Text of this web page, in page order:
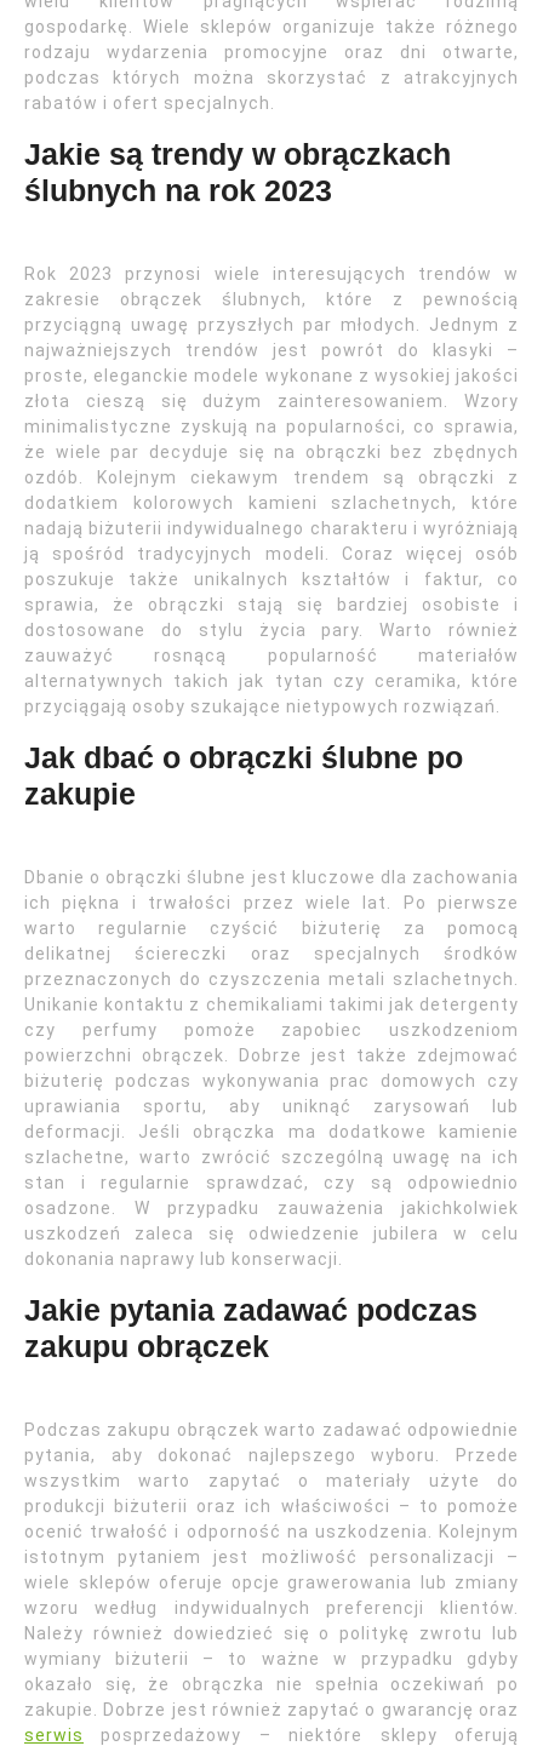
gospodarkę. Wiele sklepów organizuje także różnego
rodzaju wydarzenia promocyjne oraz dni otwarte,
podczas których można skorzystać z atrakcyjnych
rabatów i ofert specjalnych.
Jakie są trendy w obrączkach
ślubnych na rok 2023
Rok 2023 przynosi wiele interesujących trendów w
zakresie obrączek ślubnych, które z pewnością
przyciągną uwagę przyszłych par młodych. Jednym z
najważniejszych trendów jest powrót do klasyki –
proste, eleganckie modele wykonane z wysokiej jakości
złota cieszą się dużym zainteresowaniem. Wzory
minimalistyczne zyskują na popularności, co sprawia,
że wiele par decyduje się na obrączki bez zbędnych
ozdób. Kolejnym ciekawym trendem są obrączki z
dodatkiem kolorowych kamieni szlachetnych, które
nadają biżuterii indywidualnego charakteru i wyróżniają
ją spośród tradycyjnych modeli. Coraz więcej osób
poszukuje także unikalnych kształtów i faktur, co
sprawia, że obrączki stają się bardziej osobiste i
dostosowane do stylu życia pary. Warto również
zauważyć rosnącą popularność materiałów
alternatywnych takich jak tytan czy ceramika, które
przyciągają osoby szukające nietypowych rozwiązań.
Jak dbać o obrączki ślubne po
zakupie
Dbanie o obrączki ślubne jest kluczowe dla zachowania
ich piękna i trwałości przez wiele lat. Po pierwsze
warto regularnie czyścić biżuterię za pomocą
delikatnej ściereczki oraz specjalnych środków
przeznaczonych do czyszczenia metali szlachetnych.
Unikanie kontaktu z chemikaliami takimi jak detergenty
czy perfumy pomoże zapobiec uszkodzeniom
powierzchni obrączek. Dobrze jest także zdejmować
biżuterię podczas wykonywania prac domowych czy
uprawiania sportu, aby uniknąć zarysowań lub
deformacji. Jeśli obrączka ma dodatkowe kamienie
szlachetne, warto zwrócić szczególną uwagę na ich
stan i regularnie sprawdzać, czy są odpowiednio
osadzone. W przypadku zauważenia jakichkolwiek
uszkodzeń zaleca się odwiedzenie jubilera w celu
dokonania naprawy lub konserwacji.
Jakie pytania zadawać podczas
zakupu obrączek
Podczas zakupu obrączek warto zadawać odpowiednie
pytania, aby dokonać najlepszego wyboru. Przede
wszystkim warto zapytać o materiały użyte do
produkcji biżuterii oraz ich właściwości – to pomoże
ocenić trwałość i odporność na uszkodzenia. Kolejnym
istotnym pytaniem jest możliwość personalizacji –
wiele sklepów oferuje opcje grawerowania lub zmiany
wzoru według indywidualnych preferencji klientów.
Należy również dowiedzieć się o politykę zwrotu lub
wymiany biżuterii – to ważne w przypadku gdyby
okazało się, że obrączka nie spełnia oczekiwań po
zakupie. Dobrze jest również zapytać o gwarancję oraz
serwis
posprzedażowy – niektóre sklepy oferują